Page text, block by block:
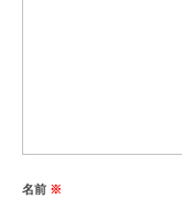
名前 ※